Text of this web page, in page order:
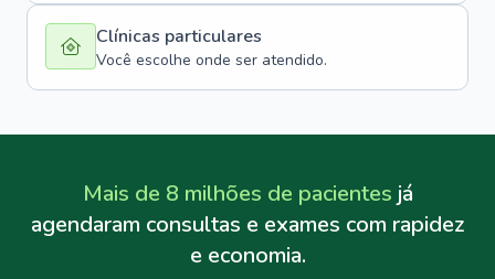
Clínicas particulares
Você escolhe onde ser atendido.
Mais de 8 milhões de pacientes já
agendaram consultas e exames com rapidez
e economia.